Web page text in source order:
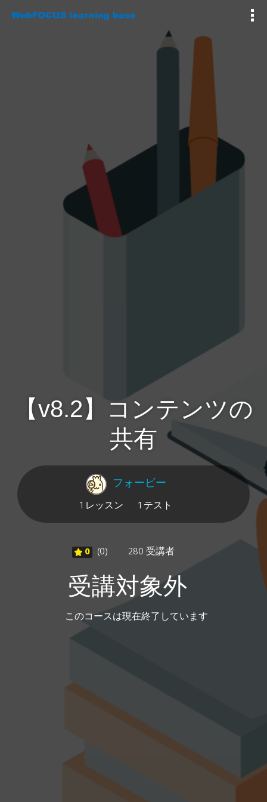
【v8.2】コンテンツの
共有
フォービー
1 レッスン 1 テスト
0 (0) 280 受講者
受講対象外
このコースは現在終了しています